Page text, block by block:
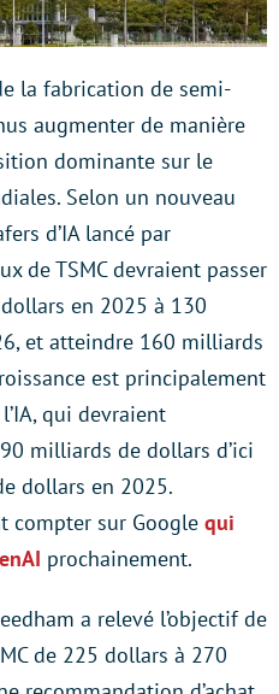
la fabrication de semi-
augmenter de manière
dominante sur le
Selon un nouveau
d’IA lancé par
de TSMC devraient passer
en 2025 à 130
et atteindre 160 milliards
est principalement
qui devraient
milliards de dollars d’ici
dollars en 2025.
compter sur Google qui
prochainement.
a relevé l’objectif de
de 225 dollars à 270